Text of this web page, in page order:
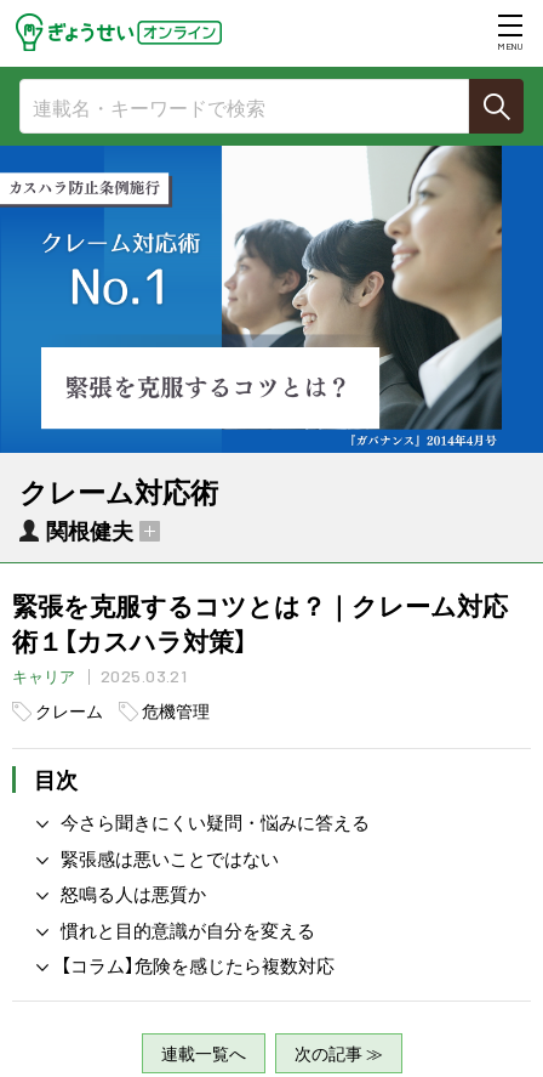
MENU
クレーム対応術
関根健夫
緊張を克服するコツとは？｜クレーム対応
術１【カスハラ対策】
キャリア
2025.03.21
クレーム
危機管理
目次
今さら聞きにくい疑問・悩みに答える
緊張感は悪いことではない
怒鳴る人は悪質か
慣れと目的意識が自分を変える
【コラム】危険を感じたら複数対応
連載一覧へ 次の記事 ≫